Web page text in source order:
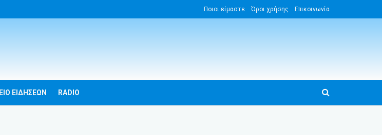
Ποιοι είμαστε Όροι χρήσης Επικοινωνία
ΕΙΔΗΣΕΩΝ RADIO